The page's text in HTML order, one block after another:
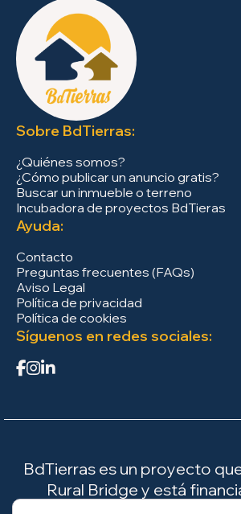
Sobre BdTierras:
¿Quiénes somos?
¿Cómo publicar un anuncio gratis?
Buscar un inmueble o terreno
Incubadora de proyectos BdTieras
Ayuda:
Contacto
Preguntas frecuentes (FAQs)
Aviso Legal
Política de privacidad
Política de cookies
Síguenos en redes sociales:
BdTierras es un proyecto
Rural Bridge y está